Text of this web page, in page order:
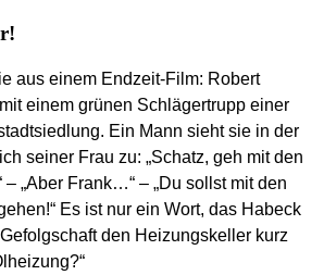
aus einem Endzeit-Film: Robert
einem grünen Schlägertrupp einer
Ein Mann sieht sie in der
seiner Frau zu: „Schatz, geh mit den
– „Aber Frank…“ – „Du sollst mit den
Es ist nur ein Wort, das Habeck
den Heizungskeller kurz